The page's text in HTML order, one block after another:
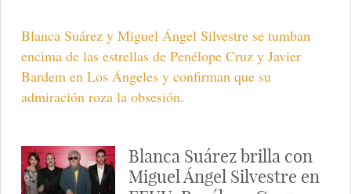
Blanca Suárez y Miguel Ángel Silvestre se tumban
encima de las estrellas de Penélope Cruz y Javier
Bardem en Los Ángeles y confirman que su
admiración roza la obsesión.
Blanca Suárez brilla con
Miguel Ángel Silvestre en